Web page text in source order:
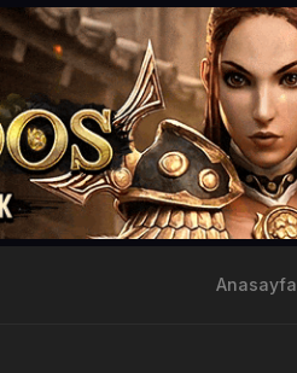
Anasayfa